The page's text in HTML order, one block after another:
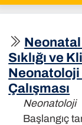
Neonatal
Sıklığı ve
Neonatoloji
Çalışması
Neonatoloji
Başlangıç